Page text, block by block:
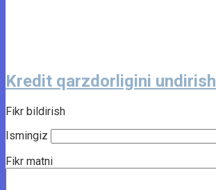
Kredit qarzdorligini undirish
Fikr bildirish
Ismingiz
Fikr matni